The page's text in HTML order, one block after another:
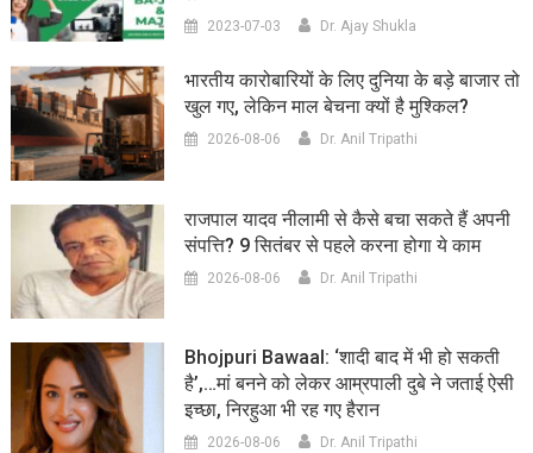
2023-07-03 Dr. Ajay Shukla
भारतीय कारोबारियों के लिए दुनिया के बड़े बाजार तो
खुल गए, लेकिन माल बेचना क्यों है मुश्किल?
2026-08-06 Dr. Anil Tripathi
राजपाल यादव नीलामी से कैसे बचा सकते हैं अपनी
संपत्ति? 9 सितंबर से पहले करना होगा ये काम
2026-08-06 Dr. Anil Tripathi
Bhojpuri Bawaal: ‘शादी बाद में भी हो सकती
है’,…मां बनने को लेकर आम्रपाली दुबे ने जताई ऐसी
इच्छा, निरहुआ भी रह गए हैरान
2026-08-06 Dr. Anil Tripathi